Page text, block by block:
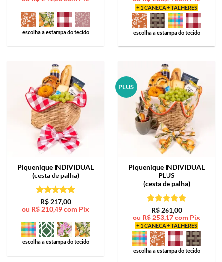
escolha a estampa do tecido
+ 1 CANECA + TALHERES
escolha a estampa do tecido
Piquenique INDIVIDUAL
(cesta de palha)
Avaliação5
de 5
R$217,00
ou R$ 210,49com Pix
escolha a estampa do tecido
PLUS
Piquenique INDIVIDUAL
PLUS
(cesta de palha)
Avaliação5
de 5
R$261,00
ou R$ 253,17com Pix
+ 1 CANECA + TALHERES
escolha a estampa do tecido